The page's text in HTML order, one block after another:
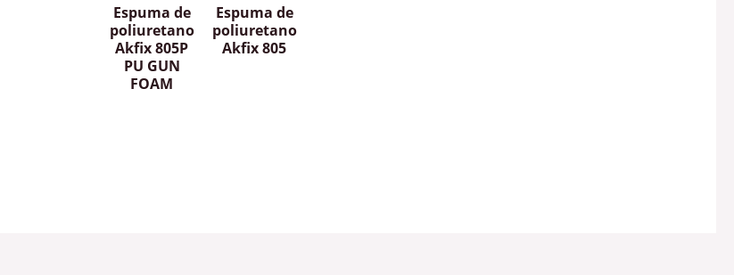
Espuma de
poliuretano
Akfix 805P
PU GUN
FOAM
Espuma de
poliuretano
Akfix 805